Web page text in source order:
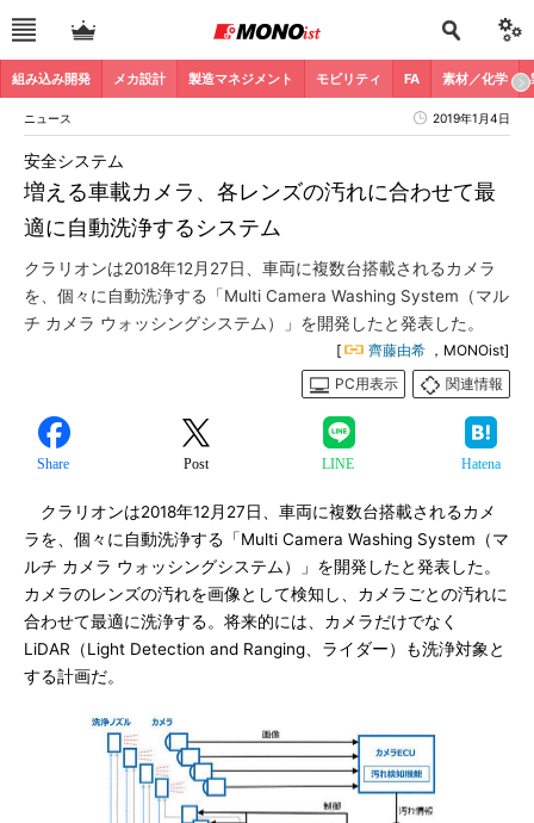
組み込み開発 メカ設計 製造マネジメント モビリティ FA 素材／化学
ニュース 2019年1月4日
増える車載カメラ、各レンズの汚れに合わせて最
適に自動洗浄するシステム
安全システム
クラリオンは2018年12月27日、車両に複数台搭載されるカメラ
を、個々に自動洗浄する「Multi Camera Washing System（マル
チ カメラ ウォッシングシステム）」を開発したと発表した。
[ 齊藤由希 ，MONOist]
PC用表示
関連情報
Share Post LINE Hatena
クラリオンは2018年12月27日、車両に複数台搭載されるカメ
ラを、個々に自動洗浄する「Multi Camera Washing System（マ
ルチ カメラ ウォッシングシステム）」を開発したと発表した。
カメラのレンズの汚れを画像として検知し、カメラごとの汚れに
合わせて最適に洗浄する。将来的には、カメラだけでなく
LiDAR（Light Detection and Ranging、ライダー）も洗浄対象と
する計画だ。